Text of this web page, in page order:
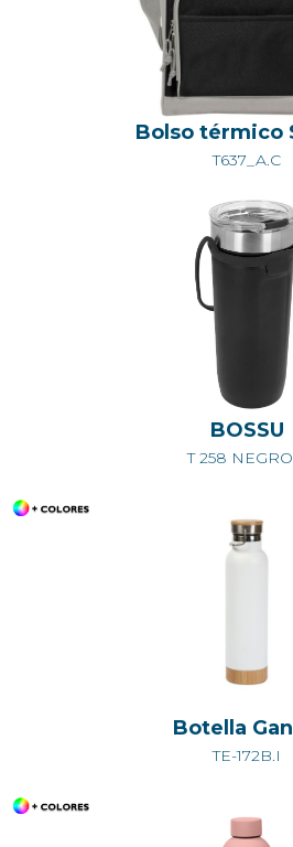
Bolso térmico
T637_A.C
BOSSU
T 258
Botella
TE-172B.I